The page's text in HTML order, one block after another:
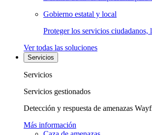
Gobierno estatal y local
Proteger los servicios
Ver todas las soluciones
Servicios
Servicios
Servicios gestionados
Detección y respuesta de amenazas
Más información